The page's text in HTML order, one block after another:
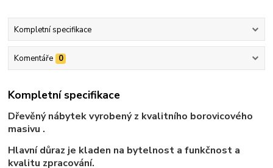
Kompletní specifikace
Komentáře 0
Kompletní specifikace
Dřevěný nábytek vyrobený z kvalitního borovicového
masivu .
Hlavní důraz je kladen na bytelnost a funkčnost a
kvalitu zpracování.